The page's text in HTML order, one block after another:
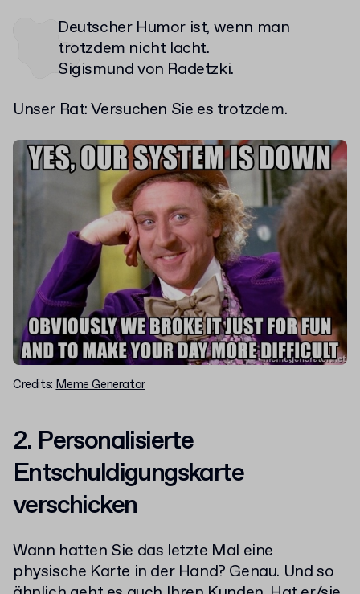
Deutscher Humor ist, wenn man
trotzdem nicht lacht.
Sigismund von Radetzki.
Unser Rat: Versuchen Sie es trotzdem.
Credits: Meme Generator
2. Personalisierte
Entschuldigungskarte
verschicken
Wann hatten Sie das letzte Mal eine
physische Karte in der Hand? Genau. Und so